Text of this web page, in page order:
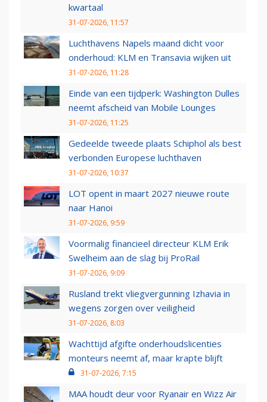
kwartaal
31-07-2026, 11:57
Luchthavens Napels maand dicht voor
onderhoud: KLM en Transavia wijken uit
31-07-2026, 11:28
Einde van een tijdperk: Washington Dulles
neemt afscheid van Mobile Lounges
31-07-2026, 11:25
Gedeelde tweede plaats Schiphol als best
verbonden Europese luchthaven
31-07-2026, 10:37
LOT opent in maart 2027 nieuwe route
naar Hanoi
31-07-2026, 9:59
Voormalig financieel directeur KLM Erik
Swelheim aan de slag bij ProRail
31-07-2026, 9:09
Rusland trekt vliegvergunning Izhavia in
wegens zorgen over veiligheid
31-07-2026, 8:03
Wachttijd afgifte onderhoudslicenties
monteurs neemt af, maar krapte blijft
31-07-2026, 7:15
MAA houdt deur voor Ryanair en Wizz Air